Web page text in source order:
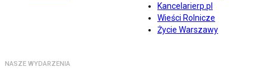
Kancelarierp.pl
Wieści Rolnicze
Życie Warszawy
NASZE WYDARZENIA